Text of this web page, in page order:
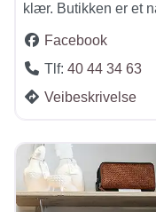
klær. Butikken er et
Facebook
Tlf: 40 44 34 63
Veibeskrivelse